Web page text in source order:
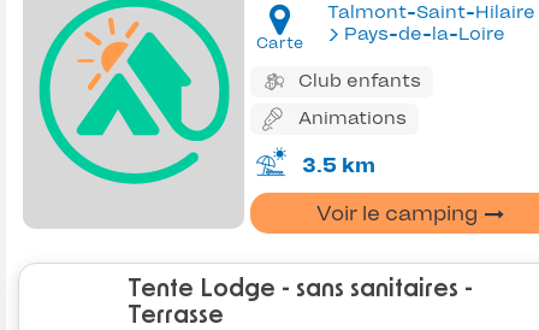
Carte
Talmont-Saint-Hilaire
Pays-de-la-Loire
Club enfants
Animations
3.5 km
Voir le camping
Tente Lodge - sans sanitaires -
Terrasse